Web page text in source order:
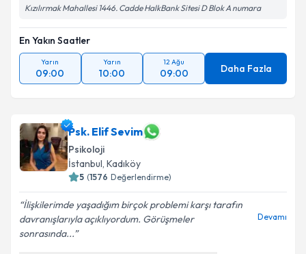
Kızılırmak Mahallesi 1446. Cadde HalkBank Sitesi D Blok A numara
En Yakın Saatler
Yarın
09:00
Yarın
10:00
12 Ağu
09:00 Daha Fazla
Psk. Elif Sevim
Psikoloji
İstanbul, Kadıköy
5 (1576 Değerlendirme)
İlişkilerimde yaşadığım birçok problemi karşı tarafın
davranışlarıyla açıklıyordum. Görüşmeler
sonrasında...
Devamı